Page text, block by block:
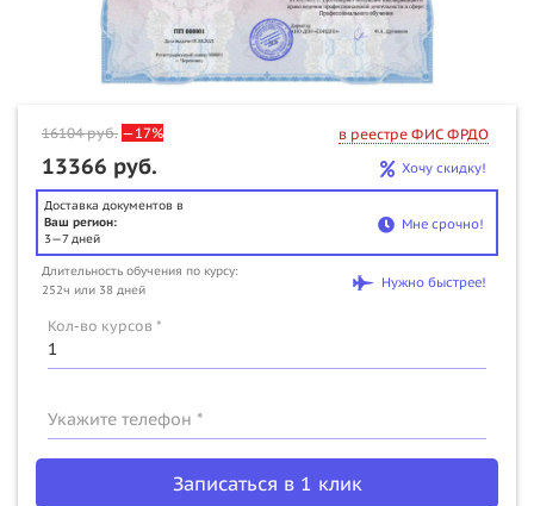
16104руб. —17% в реестре ФИС ФРДО
13366 руб. Хочу скидку!
Доставка документов в
Ваш регион:
3—7 дней
Мне срочно!
Длительность обучения по курсу:
252ч или 38 дней
Нужно быстрее!
Кол-во курсов *
Укажите телефон *
Записаться в 1 клик